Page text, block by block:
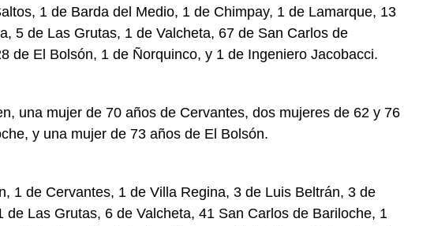
1 de Barda del Medio, 1 de Chimpay, 1 de Lamarque, 13
5 de Las Grutas, 1 de Valcheta, 67 de San Carlos de
de El Bolsón, 1 de Ñorquinco, y 1 de Ingeniero Jacobacci.
una mujer de 70 años de Cervantes, dos mujeres de 62 y 76
y una mujer de 73 años de El Bolsón.
1 de Cervantes, 1 de Villa Regina, 3 de Luis Beltrán, 3 de
de Las Grutas, 6 de Valcheta, 41 San Carlos de Bariloche, 1